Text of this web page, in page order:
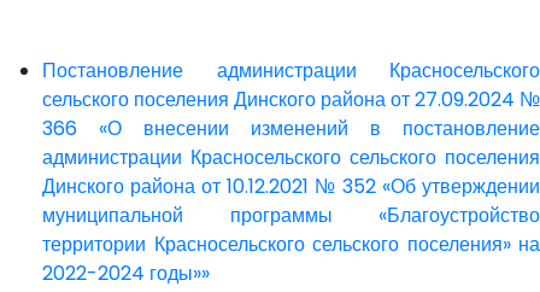
Постановление администрации Красносельского
сельского поселения Динского района от 27.09.2024 №
366 «О внесении изменений в постановление
администрации Красносельского сельского поселения
Динского района от 10.12.2021 № 352 «Об утверждении
муниципальной программы «Благоустройство
территории Красносельского сельского поселения» на
2022-2024 годы»»